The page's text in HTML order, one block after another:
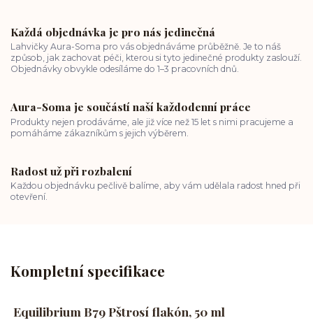
Každá objednávka je pro nás jedinečná
Lahvičky Aura-Soma pro vás objednáváme průběžně. Je to náš
způsob, jak zachovat péči, kterou si tyto jedinečné produkty zaslouží.
Objednávky obvykle odesíláme do 1–3 pracovních dnů.
Aura-Soma je součástí naší každodenní práce
Produkty nejen prodáváme, ale již více než 15 let s nimi pracujeme a
pomáháme zákazníkům s jejich výběrem.
Radost už při rozbalení
Každou objednávku pečlivě balíme, aby vám udělala radost hned při
otevření.
Kompletní specifikace
Equilibrium B79 Pštrosí flakón, 50 ml